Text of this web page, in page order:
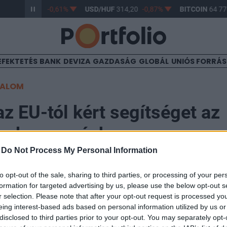
Do Not Process My Personal Information
opt-out of the sale, sharing to third parties, or processing of your
for targeted advertising by us, please use the below opt-out
selection. Please note that after your opt-out request is processed
interest-based ads based on personal information utilized by us
to third parties prior to your opt-out. You may separately
363,17 -0,61% USD/HUF314,20 -0,87% BITCOIN64
BANK DEVIZA GAZDASÁG GLOBÁL UNIÓS
EU-tól kért segítséget az
beszerzéshez
ukrán elnök Ursula von der Leyentől, az Európai
az Ukrajna számára elegendő mennyiségű, új